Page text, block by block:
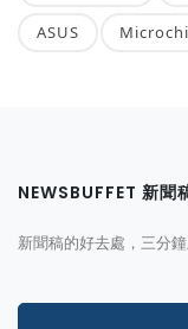
ASUS
NEWSBUFFET 新聞
新聞稿的好去處，三分